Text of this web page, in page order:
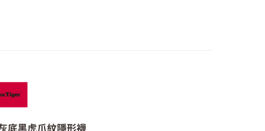
每筆NT$80，滿NT$6,000(含以上)免運費
每筆NT$120，滿NT$6,000(含以上)免運費